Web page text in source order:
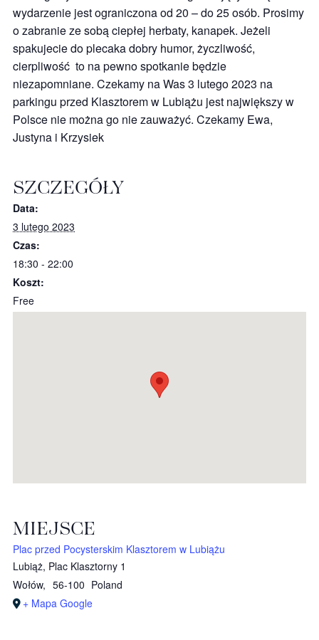
wydarzenie jest ograniczona od 20 – do 25 osób. Prosimy
o zabranie ze sobą ciepłej herbaty, kanapek. Jeżeli
spakujecie do plecaka dobry humor, życzliwość,
cierpliwość to na pewno spotkanie będzie
niezapomniane. Czekamy na Was 3 lutego 2023 na
parkingu przed Klasztorem w Lubiążu jest największy w
Polsce nie można go nie zauważyć. Czekamy Ewa,
Justyna i Krzysiek
SZCZEGÓŁY
Data:
3 lutego 2023
Czas:
18:30 - 22:00
Koszt:
Free
MIEJSCE
Plac przed Pocysterskim Klasztorem w Lubiążu
Lubiąż, Plac Klasztorny 1
Wołów, 56-100 Poland
+ Mapa Google